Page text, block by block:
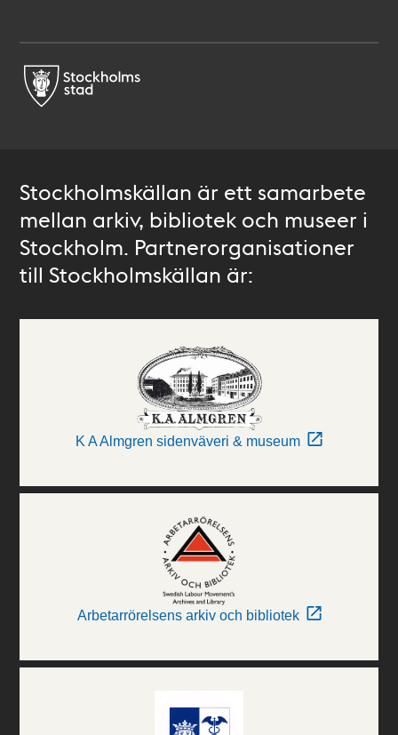
Stockholmskällan är ett samarbete
mellan arkiv, bibliotek och museer i
Stockholm. Partnerorganisationer
till Stockholmskällan är:
K A Almgren sidenväveri & museum
Arbetarrörelsens arkiv och bibliotek